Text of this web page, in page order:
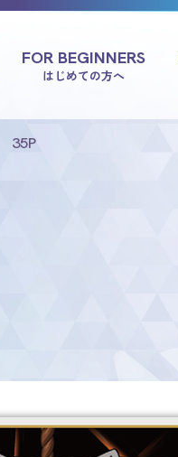
FOR BEGINNERS
はじめての方へ
35P